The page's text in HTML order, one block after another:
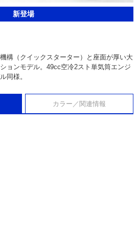
新登場
構（クイックスターター）と座面が厚い大
ョンモデル。49cc空冷2スト単気筒エンジ
同様。
カラー／関連情報